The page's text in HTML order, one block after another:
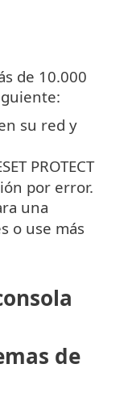
de 10.000
su red y
PROTECT
por error.
una
o use más
de